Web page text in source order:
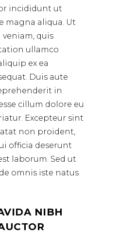
incididunt ut
magna aliqua. Ut
quis
ullamco
ex ea
Duis aute
in
cillum dolore eu
Excepteur sint
non proident,
officia deserunt
laborum. Sed ut
omnis iste natus
NIBH